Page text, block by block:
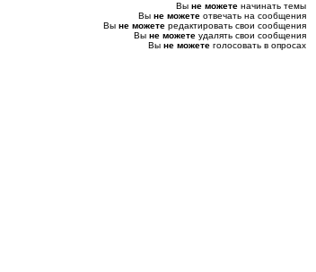
Вы не можете начинать темы
Вы не можете отвечать на сообщения
Вы не можете редактировать свои сообщения
Вы не можете удалять свои сообщения
Вы не можете голосовать в опросах